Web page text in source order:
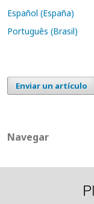
Español (España)
Português (Brasil)
Enviar un artículo
Navegar